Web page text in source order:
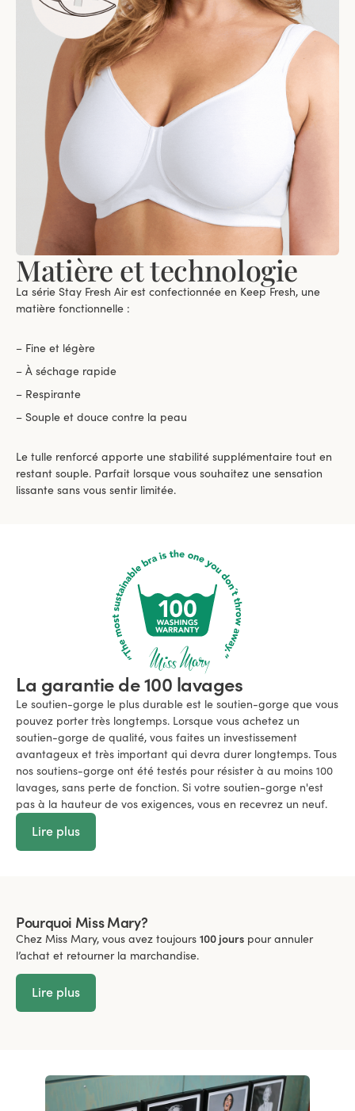
Matière et technologie
La série Stay Fresh Air est confectionnée en Keep Fresh, une
matière fonctionnelle :
– Fine et légère
– À séchage rapide
– Respirante
– Souple et douce contre la peau
Le tulle renforcé apporte une stabilité supplémentaire tout en
restant souple. Parfait lorsque vous souhaitez une sensation
lissante sans vous sentir limitée.
La garantie de 100 lavages
Le soutien-gorge le plus durable est le soutien-gorge que vous
pouvez porter très longtemps. Lorsque vous achetez un
soutien-gorge de qualité, vous faites un investissement
avantageux et très important qui devra durer longtemps. Tous
nos soutiens-gorge ont été testés pour résister à au moins 100
lavages, sans perte de fonction. Si votre soutien-gorge n'est
pas à la hauteur de vos exigences, vous en recevrez un neuf.
Lire plus
Pourquoi Miss Mary?
Chez Miss Mary, vous avez toujours 100 jours pour annuler
l’achat et retourner la marchandise.
Lire plus